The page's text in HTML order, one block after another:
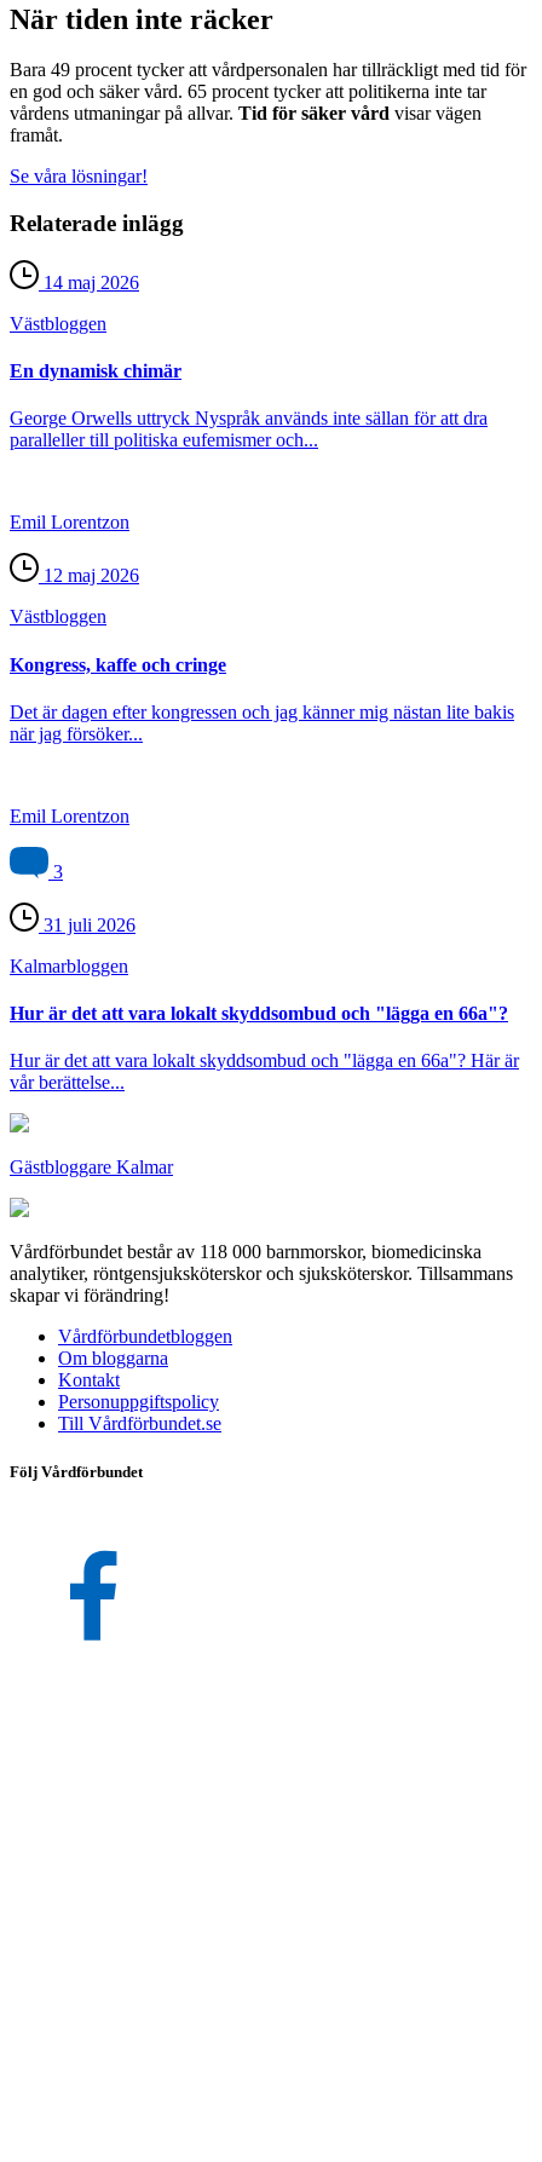
När tiden inte räcker
Bara 49 procent tycker att vårdpersonalen har tillräckligt med tid för
en god och säker vård. 65 procent tycker att politikerna inte tar
vårdens utmaningar på allvar. Tid för säker vård visar vägen
framåt.
Se våra lösningar!
Relaterade inlägg
14 maj 2026
Väst­bloggen
En dynamisk chimär
George Orwells uttryck Nyspråk används inte sällan för att dra
paralleller till politiska eufemismer och...
Emil Lorentzon
12 maj 2026
Väst­bloggen
Kongress, kaffe och cringe
Det är dagen efter kongressen och jag känner mig nästan lite bakis
när jag försöker...
Emil Lorentzon
3
31 juli 2026
Kalmar­bloggen
Hur är det att vara lokalt skyddsombud och "lägga en 66a"?
Hur är det att vara lokalt skyddsombud och "lägga en 66a"? Här är
vår berättelse...
Gästbloggare Kalmar
Vårdförbundet består av 118 000 barnmorskor, biomedicinska
analytiker, röntgensjuksköterskor och sjuksköterskor. Tillsammans
skapar vi förändring!
Vårdförbundetbloggen
Om bloggarna
Kontakt
Personuppgiftspolicy
Till Vårdförbundet.se
Följ Vårdförbundet